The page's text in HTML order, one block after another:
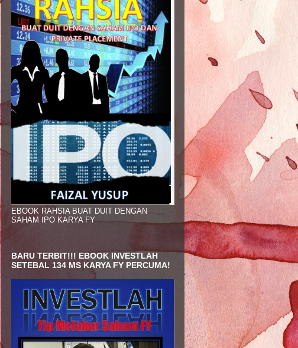
EBOOK RAHSIA BUAT DUIT DENGAN
SAHAM IPO KARYA FY
BARU TERBIT!!! EBOOK INVESTLAH
SETEBAL 134 MS KARYA FY PERCUMA!